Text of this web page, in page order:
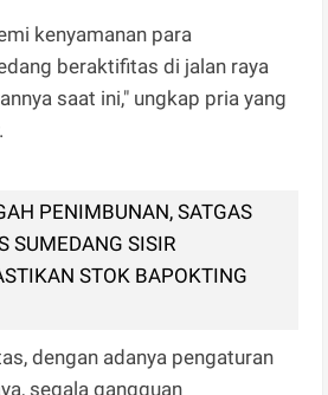
kenyamanan para
beraktifitas di jalan raya
saat ini," ungkap pria yang
PENIMBUNAN, SATGAS
SUMEDANG SISIR
STOK BAPOKTING
dengan adanya pengaturan
segala gangguan